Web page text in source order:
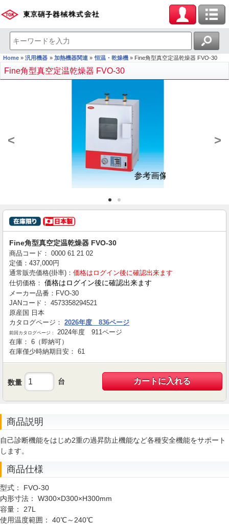
Home 汎用機器 加熱機器関連 恒温・乾燥機 Fine角型真空定温乾燥器 FVO-30
Fine角型真空定温乾燥器 FVO-30
< >
Fine角型真空定温乾燥器 FVO-30
商品コード： 0000 61 21 02
定価： 437,000円
通常販売価格(掛率)： 価格はログイン後に確認出来ます
仕切価格： 価格はログイン後に確認出来ます
メーカー品番： FVO-30
JANコード： 4573358294521
原産国 日本
カタログページ： 2026年度 836ページ
前回カタログページ：
2024年度 911ページ
在庫： 6（即納可）
在庫僅少時納期目安： 61
数量 台 カートに入れる
商品説明
自己診断機能をはじめ2重の過昇防止機能など各種安全機能をサポート
します。
商品仕様
型式： FVO-30
内形寸法： W300×D300×H300mm
容量： 27L
使用温度範囲： 40℃～240℃